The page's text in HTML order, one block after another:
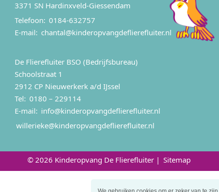
3371 SN Hardinxveld-Giessendam
Telefoon: 0184-632757
E-mail: chantal@kinderopvangdeflierefluiter.nl
De Flierefluiter BSO (Bedrijfsbureau)
Schoolstraat 1
2912 CP Nieuwerkerk a/d IJssel
Tel: 0180 – 229114
E-mail: info@kinderopvangdeflierefluiter.nl
willerieke@kinderopvangdeflierefluiter.nl
© 2026 Kinderopvang De Flierefluiter | Sitemap